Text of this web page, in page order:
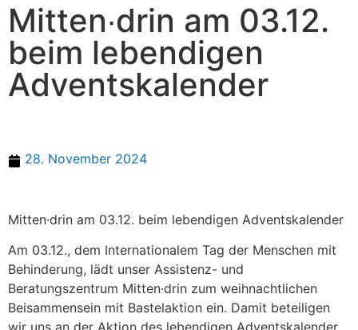
Mitten∙drin am 03.12.
beim lebendigen
Adventskalender
28. November 2024
Mitten∙drin am 03.12. beim lebendigen Adventskalender
Am 03.12., dem Internationalem Tag der Menschen mit
Behinderung, lädt unser Assistenz- und
Beratungszentrum Mitten∙drin zum weihnachtlichen
Beisammensein mit Bastelaktion ein. Damit beteiligen